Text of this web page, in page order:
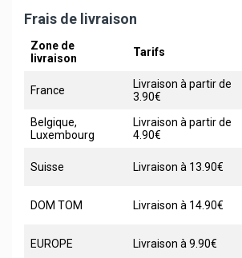
Frais de livraison
Zone de
livraison
Tarifs
France
Livraison à partir de
3.90€
Belgique,
Luxembourg
Livraison à partir de
4.90€
Suisse Livraison à 13.90€
DOM TOM Livraison à 14.90€
EUROPE Livraison à 9.90€